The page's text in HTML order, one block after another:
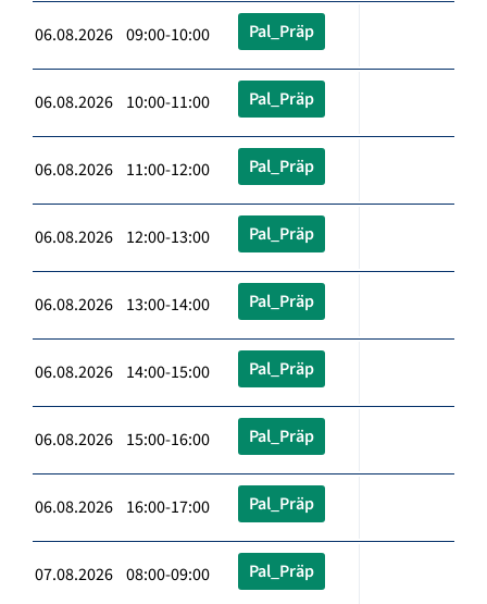
06.08.2026 09:00-10:00 Pal_Präp
06.08.2026 10:00-11:00 Pal_Präp
06.08.2026 11:00-12:00 Pal_Präp
06.08.2026 12:00-13:00 Pal_Präp
06.08.2026 13:00-14:00 Pal_Präp
06.08.2026 14:00-15:00 Pal_Präp
06.08.2026 15:00-16:00 Pal_Präp
06.08.2026 16:00-17:00 Pal_Präp
07.08.2026 08:00-09:00 Pal_Präp